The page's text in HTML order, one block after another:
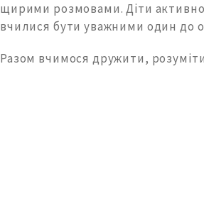
щирими розмовами. Діти
вчилися бути уважними один до
Разом вчимося дружити,